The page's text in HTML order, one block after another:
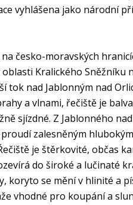
vyhlášena jako národní
česko-moravských
Kralického Sněžníku
tok nad Jablonným nad
a vlnami, řečiště je
sjízdné. Z Jablonného
zalesněným
je štěrkovité, občas
do široké a lučinaté
koryto se mění v hlinité a
vhodné pro koupání a